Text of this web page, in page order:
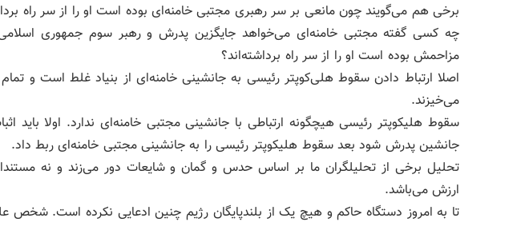
برخی هم می‌گویند چون مانعی بر سر رهبری مجتبی خامنه‌ای بوده است او را از سر راه
چه کسی گفته مجتبی خامنه‌ای می‌خواهد جایگزین پدرش و رهبر سوم جمهوری
مزاحمش بوده است او را از سر راه برداشته‌اند؟
اصلا ارتباط دادن سقوط هلی‌کوپتر رئیسی به جانشینی خامنه‌ای از بنیاد غلط است و تمام
می‌خیزند.
سقوط هلیکوپتر رئیسی هیچگونه ارتباطی با جانشینی مجتبی خامنه‌ای ندارد‌. اولا باید
جانشین پدرش شود بعد سقوط هلیکوپتر رئیسی را به جانشینی مجتبی خامنه‌ای ربط داد.
تحلیل برخی از تحلیلگران ما بر اساس حدس و گمان و شایعات دور می‌زند و نه
ارزش می‌باشد.
تا به امروز دستگاه حاکم و هیچ یک از بلندپایگان رژیم چنین ادعایی نکرده است. شخص